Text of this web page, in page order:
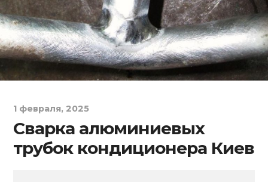
1 февраля, 2025
Сварка алюминиевых
трубок кондиционера Киев